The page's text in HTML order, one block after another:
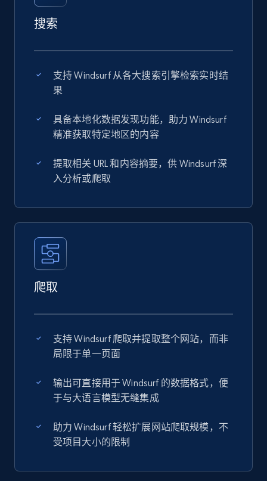
搜索
支持 Windsurf 从各大搜索引擎检索实时结
果
具备本地化数据发现功能，助力 Windsurf
精准获取特定地区的内容
提取相关 URL 和内容摘要，供 Windsurf 深
入分析或爬取
爬取
支持 Windsurf 爬取并提取整个网站，而非
局限于单一页面
输出可直接用于 Windsurf 的数据格式，便
于与大语言模型无缝集成
助力 Windsurf 轻松扩展网站爬取规模，不
受项目大小的限制